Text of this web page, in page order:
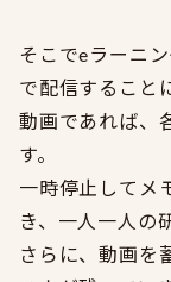
そこでeラーニ
で配信すること
動画であれば、
す。
一時停止してメ
き、一人一人の
さらに、動画を